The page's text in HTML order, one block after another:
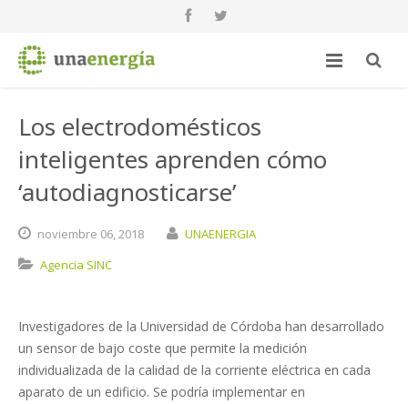
Los electrodomésticos
inteligentes aprenden cómo
‘autodiagnosticarse’
noviembre 06,2018
UNAENERGIA
Agencia SINC
Investigadores de la Universidad de Córdoba han desarrollado
un sensor de bajo coste que permite la medición
individualizada de la calidad de la corriente eléctrica en cada
aparato de un edificio. Se podría implementar en